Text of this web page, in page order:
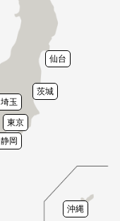
東京
仙台
埼玉
静岡
沖縄
茨城